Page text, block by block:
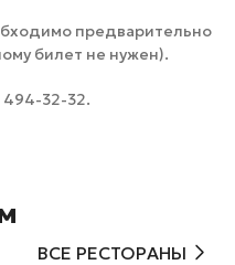
предварительно
билет не нужен).
494-32-32.
ВСЕ РЕСТОРАНЫ